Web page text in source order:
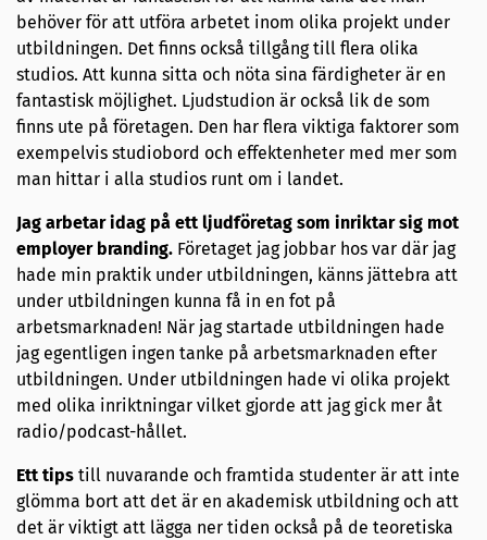
behöver för att utföra arbetet inom olika projekt under
utbildningen. Det finns också tillgång till flera olika
studios. Att kunna sitta och nöta sina färdigheter är en
fantastisk möjlighet. Ljudstudion är också lik de som
finns ute på företagen. Den har flera viktiga faktorer som
exempelvis studiobord och effektenheter med mer som
man hittar i alla studios runt om i landet.
Jag arbetar idag på ett ljudföretag som inriktar sig mot
employer branding. Företaget jag jobbar hos var där jag
hade min praktik under utbildningen, känns jättebra att
under utbildningen kunna få in en fot på
arbetsmarknaden! När jag startade utbildningen hade
jag egentligen ingen tanke på arbetsmarknaden efter
utbildningen. Under utbildningen hade vi olika projekt
med olika inriktningar vilket gjorde att jag gick mer åt
radio/podcast-hållet.
Ett tips till nuvarande och framtida studenter är att inte
glömma bort att det är en akademisk utbildning och att
det är viktigt att lägga ner tiden också på de teoretiska